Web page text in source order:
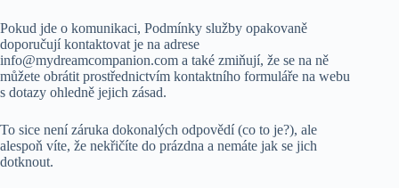
Pokud jde o komunikaci, Podmínky služby opakovaně
doporučují kontaktovat je na adrese
info@mydreamcompanion.com a také zmiňují, že se na ně
můžete obrátit prostřednictvím kontaktního formuláře na webu
s dotazy ohledně jejich zásad.
To sice není záruka dokonalých odpovědí (co to je?), ale
alespoň víte, že nekřičíte do prázdna a nemáte jak se jich
dotknout.